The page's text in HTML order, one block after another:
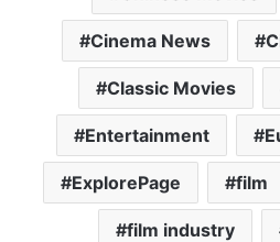
Cinema News
Classic Movies
Entertainment
ExplorePage film
film industry